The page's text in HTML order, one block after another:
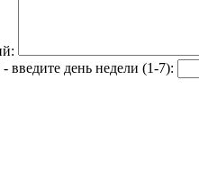
введите день недели (1-7):